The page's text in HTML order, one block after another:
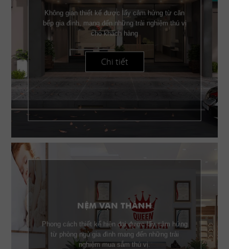
Không gian thiết kế được lấy cảm hứng từ căn
bếp gia đình, mang đến những trải nghiệm thú vị
cho khách hàng
Chi tiết
NỆM VẠN THÀNH
Phong cách thiết kế hiện đại được lấy cảm hứng
từ phòng ngủ gia đình mang đến những trải
nghiệm mua sắm thú vị.